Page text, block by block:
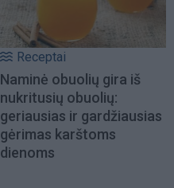
Receptai
Naminė obuolių gira iš
nukritusių obuolių:
geriausias ir gardžiausias
gėrimas karštoms
dienoms